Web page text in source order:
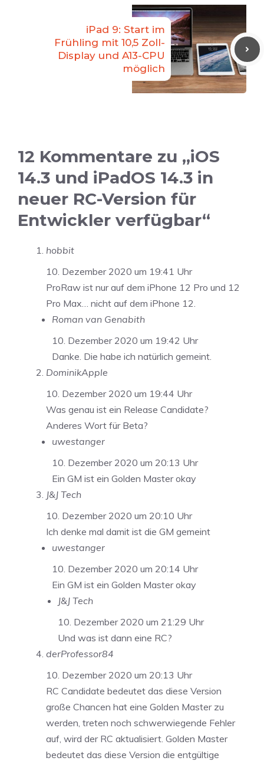
iPad 9: Start im
Frühling mit 10,5 Zoll-
Display und A13-CPU
möglich
12 Kommentare zu „iOS
14.3 und iPadOS 14.3 in
neuer RC-Version für
Entwickler verfügbar“
hobbit
10. Dezember 2020 um 19:41 Uhr
ProRaw ist nur auf dem iPhone 12 Pro und 12
Pro Max… nicht auf dem iPhone 12.
Roman van Genabith
10. Dezember 2020 um 19:42 Uhr
Danke. Die habe ich natürlich gemeint.
DominikApple
10. Dezember 2020 um 19:44 Uhr
Was genau ist ein Release Candidate?
Anderes Wort für Beta?
uwestanger
10. Dezember 2020 um 20:13 Uhr
Ein GM ist ein Golden Master okay
J&J Tech
10. Dezember 2020 um 20:10 Uhr
Ich denke mal damit ist die GM gemeint
uwestanger
10. Dezember 2020 um 20:14 Uhr
Ein GM ist ein Golden Master okay
J&J Tech
10. Dezember 2020 um 21:29 Uhr
Und was ist dann eine RC?
derProfessor84
10. Dezember 2020 um 20:13 Uhr
RC Candidate bedeutet das diese Version
große Chancen hat eine Golden Master zu
werden, treten noch schwerwiegende Fehler
auf, wird der RC aktualisiert. Golden Master
bedeutet das diese Version die entgültige